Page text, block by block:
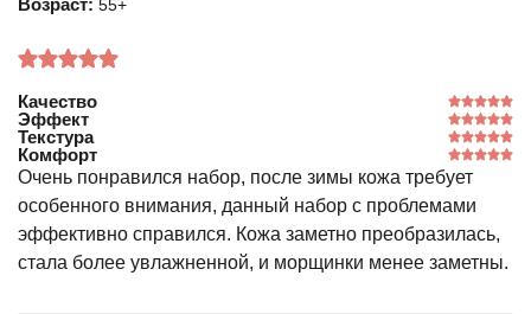
Возраст: 55+
Качество
Эффект
Текстура
Комфорт
Очень понравился набор, после зимы кожа требует
особенного внимания, данный набор с проблемами
эффективно справился. Кожа заметно преобразилась,
стала более увлажненной, и морщинки менее заметны.